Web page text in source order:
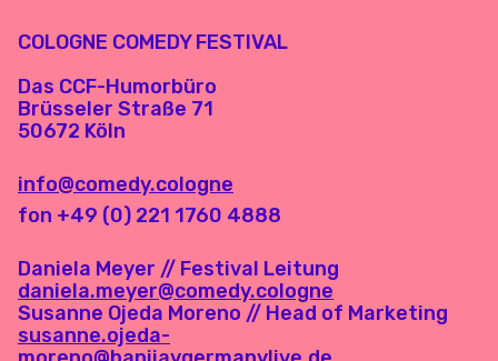
COLOGNE COMEDY FESTIVAL
Das CCF-Humorbüro
Brüsseler Straße 71
50672 Köln
info@comedy.cologne
fon +49 (0) 221 1760 4888
Daniela Meyer // Festival Leitung
daniela.meyer@comedy.cologne
Susanne Ojeda Moreno // Head of Marketing
susanne.ojeda-